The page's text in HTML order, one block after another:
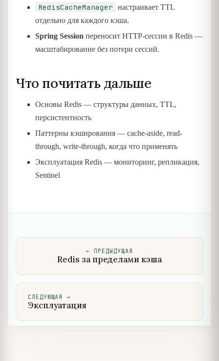
RedisCacheManager
настраивает TTL
отдельно для каждого кэша.
Spring Session переносит HTTP-сессии в Redis —
масштабирование без потери сессий.
Что почитать дальше
Основы Redis — структуры данных, TTL,
персистентность
Паттерны кэширования — cache-aside, read-
through, write-through, когда что применять
Эксплуатация Redis — мониторинг, репликация,
Sentinel
← ПРЕДЫДУЩАЯ
Redis за пределами кэша
СЛЕДУЮЩАЯ →
Эксплуатация